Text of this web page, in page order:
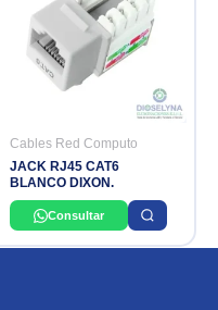
Cables Red Computo
JACK RJ45 CAT6
BLANCO DIXON.
Consultar